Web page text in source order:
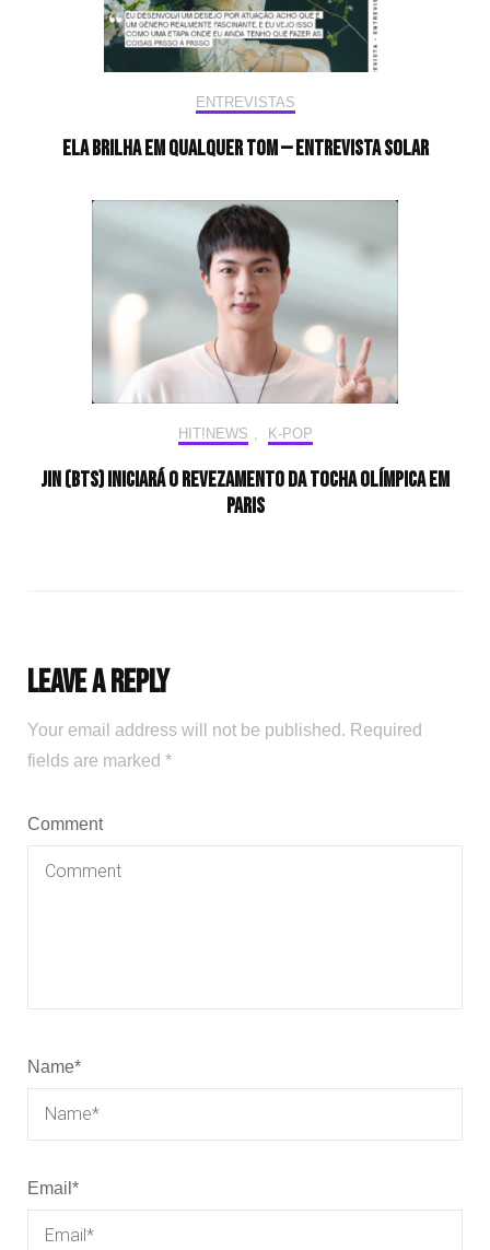
ENTREVISTAS
Ela brilha em qualquer tom — Entrevista Solar
HIT!NEWS , K-POP
Jin (BTS) iniciará o revezamento da tocha olímpica em
Paris
Leave a Reply
Your email address will not be published. Required
fields are marked *
Comment
Name*
Email *